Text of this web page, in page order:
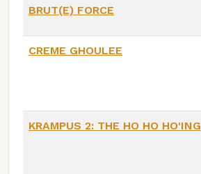
BRUT(E) FORCE
CREME GHOULEE
KRAMPUS 2: THE HO HO HO'ING